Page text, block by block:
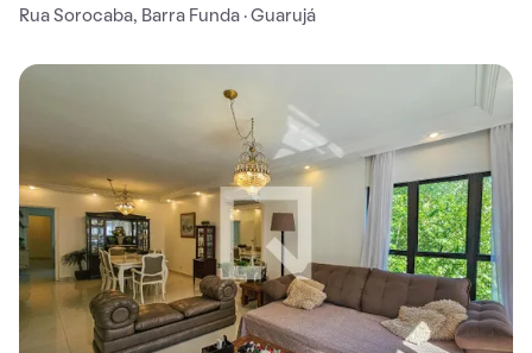
Rua Sorocaba, Barra Funda · Guarujá